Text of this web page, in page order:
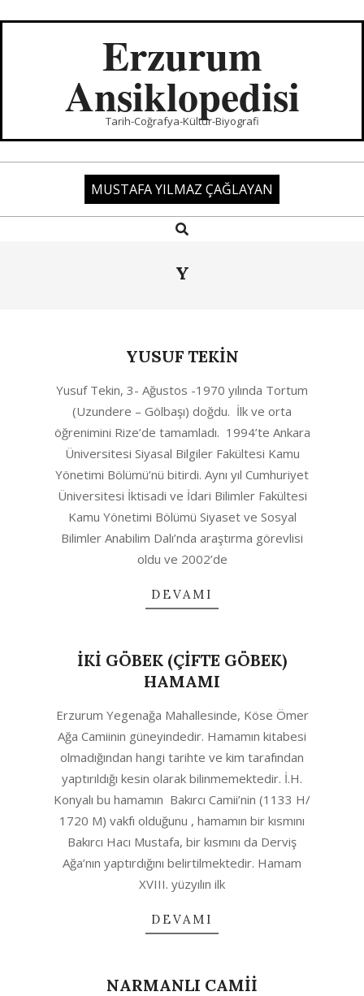
Erzurum
Ansiklopedisi
Tarih-Coğrafya-Kültür-Biyografi
MUSTAFA YILMAZ ÇAĞLAYAN
Search
Y
YUSUF TEKİN
03-
Yusuf Tekin, 3- Ağustos -1970 yılında Tortum
(Uzundere – Gölbaşı) doğdu. İlk ve orta
öğrenimini Rize’de tamamladı. 1994’te Ankara
Üniversitesi Siyasal Bilgiler Fakültesi Kamu
Yönetimi Bölümü’nü bitirdi. Aynı yıl Cumhuriyet
Üniversitesi İktisadi ve İdari Bilimler Fakültesi
Kamu Yönetimi Bölümü Siyaset ve Sosyal
Bilimler Anabilim Dalı’nda araştırma görevlisi
oldu ve 2002’de
DEVAMI
İKİ GÖBEK (ÇİFTE GÖBEK)
HAMAMI
02-
04
Erzurum Yegenağa Mahallesinde, Köse Ömer
Ağa Camiinin güneyindedir. Hamamın kitabesi
olmadığından hangi tarihte ve kim tarafından
yaptırıldığı kesin olarak bilinmemektedir. İ.H.
Konyalı bu hamamın Bakırcı Camii’nin (1133 H/
1720 M) vakfı olduğunu , hamamın bir kısmını
Bakırcı Hacı Mustafa, bir kısmını da Derviş
Ağa’nın yaptırdığını belirtilmektedir. Hamam
XVIII. yüzyılın ilk
DEVAMI
NARMANLI CAMİİ